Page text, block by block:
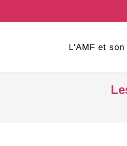
L'AMF et son